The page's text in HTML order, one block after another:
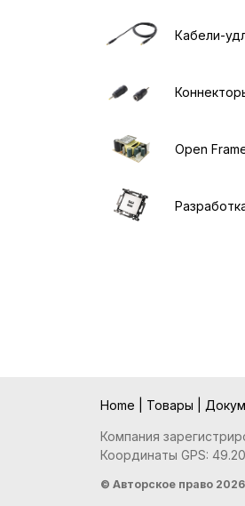
Кабели-
Open
Home Товары
Компания
Координаты GPS:
© Авторское право 2026